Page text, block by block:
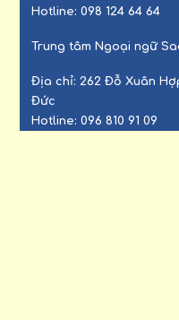
Hotline: 098 124 64 64
Trung tâm Ngoại ngữ
Địa chỉ: 262 Đỗ Xuân
Đức
Hotline: 096 810 91 09